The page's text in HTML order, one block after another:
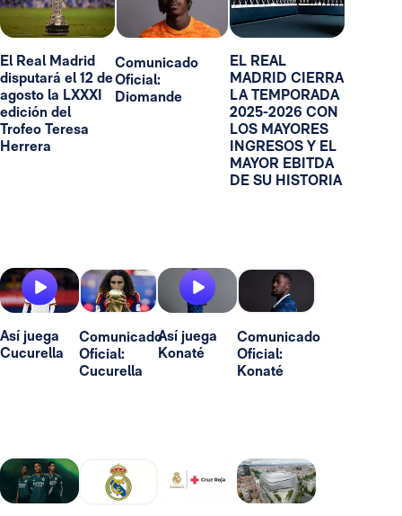
El Real Madrid
disputará el 12 de
agosto la LXXXI
edición del
Trofeo Teresa
Herrera
Comunicado
Oficial:
Diomande
EL REAL
MADRID CIERRA
LA TEMPORADA
2025-2026 CON
LOS MAYORES
INGRESOS Y EL
MAYOR EBITDA
DE SU HISTORIA
Así juega
Cucurella
Comunicado
Oficial:
Cucurella
Así juega
Konaté
Comunicado
Oficial:
Konaté